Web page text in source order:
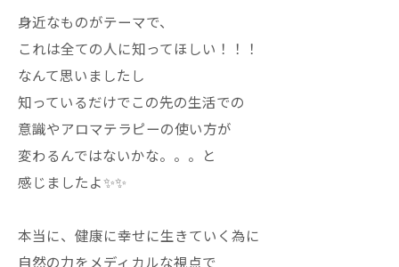
身近なものがテーマで、
これは全ての人に知ってほしい！！！
なんて思いましたし
知っているだけでこの先の生活での
意識やアロマテラピーの使い方が
変わるんではないかな。。。と
感じましたよ✨✨
本当に、健康に幸せに生きていく為に
自然の力をメディカルな視点で